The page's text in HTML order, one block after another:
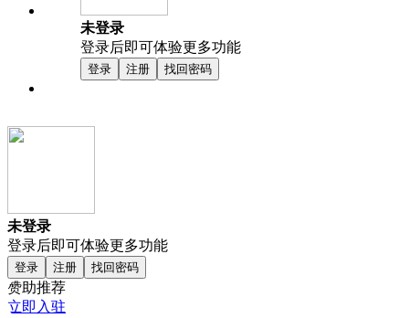
未登录
登录后即可体验更多功能
登录 注册 找回密码
未登录
登录后即可体验更多功能
登录 注册 找回密码
赞助推荐
立即入驻